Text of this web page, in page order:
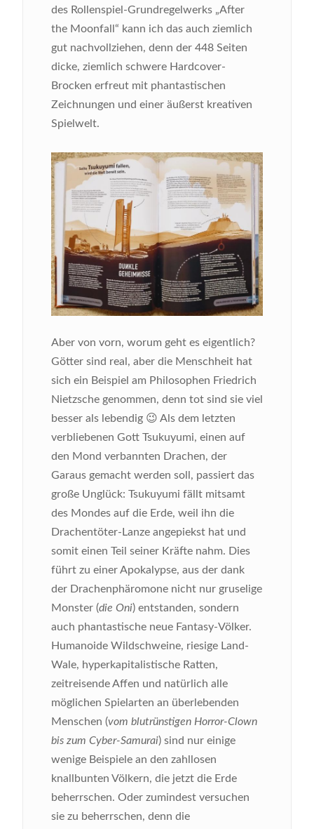
des Rollenspiel-Grundregelwerks „After
the Moonfall“ kann ich das auch ziemlich
gut nachvollziehen, denn der 448 Seiten
dicke, ziemlich schwere Hardcover-
Brocken erfreut mit phantastischen
Zeichnungen und einer äußerst kreativen
Spielwelt.
Bild
Aber von vorn, worum geht es eigentlich?
Götter sind real, aber die Menschheit hat
sich ein Beispiel am Philosophen Friedrich
Nietzsche genommen, denn tot sind sie viel
besser als lebendig 😉 Als dem letzten
verbliebenen Gott Tsukuyumi, einen auf
den Mond verbannten Drachen, der
Garaus gemacht werden soll, passiert das
große Unglück: Tsukuyumi fällt mitsamt
des Mondes auf die Erde, weil ihn die
Drachentöter-Lanze angepiekst hat und
somit einen Teil seiner Kräfte nahm. Dies
führt zu einer Apokalypse, aus der dank
der Drachenphäromone nicht nur gruselige
Monster (die Oni) entstanden, sondern
auch phantastische neue Fantasy-Völker.
Humanoide Wildschweine, riesige Land-
Wale, hyperkapitalistische Ratten,
zeitreisende Affen und natürlich alle
möglichen Spielarten an überlebenden
Menschen (vom blutrünstigen Horror-Clown
bis zum Cyber-Samurai) sind nur einige
wenige Beispiele an den zahllosen
knallbunten Völkern, die jetzt die Erde
beherrschen. Oder zumindest versuchen
sie zu beherrschen, denn die